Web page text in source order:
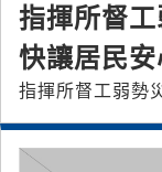
指揮所督
快讓居民安
指揮所督工弱勢